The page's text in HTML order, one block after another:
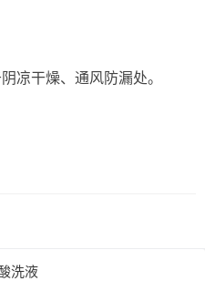
凉干燥、通风防漏处。
洗液